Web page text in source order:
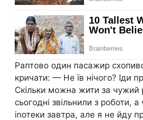
Раптово один пасажир
кричати: — Не їв нічого? Іди
Скільки можна жити за чужий
сьогодні звільнили з роботи,
іnотеки завтра, але я не йду